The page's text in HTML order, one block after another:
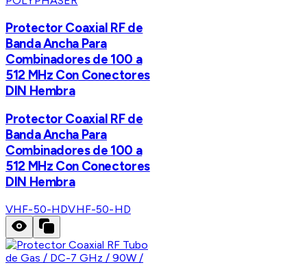
Protector Coaxial RF de
Banda Ancha Para
Combinadores de 100 a
512 MHz Con Conectores
DIN Hembra
Protector Coaxial RF de
Banda Ancha Para
Combinadores de 100 a
512 MHz Con Conectores
DIN Hembra
VHF-50-HDVHF-50-HD